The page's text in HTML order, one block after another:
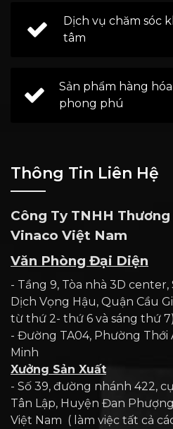
Dịch vụ chăm sóc
tâm
Sản phẩm hàng
phong phú
Thông Tin Liên Hệ
Công Ty TNHH
Vinaco Việt Nam
Văn Phòng Đại Diện
- Tầng 9, Tòa nhà 3D
Dịch Vọng Hậu, Quận Cầu
từ thứ 2- thứ 6 và sáng thứ 7)
- Đường TA04, Phường Thới
Minh
Xưởng Sản Xuất
- Số 39, đường nhánh 422,
Tân Lập, Huyện Đan
Việt Nam ( làm việc tất cả